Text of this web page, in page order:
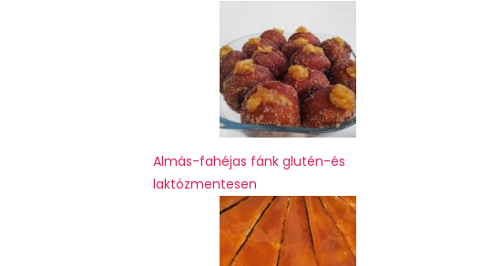
Almás-fahéjas fánk glutén-és
laktózmentesen